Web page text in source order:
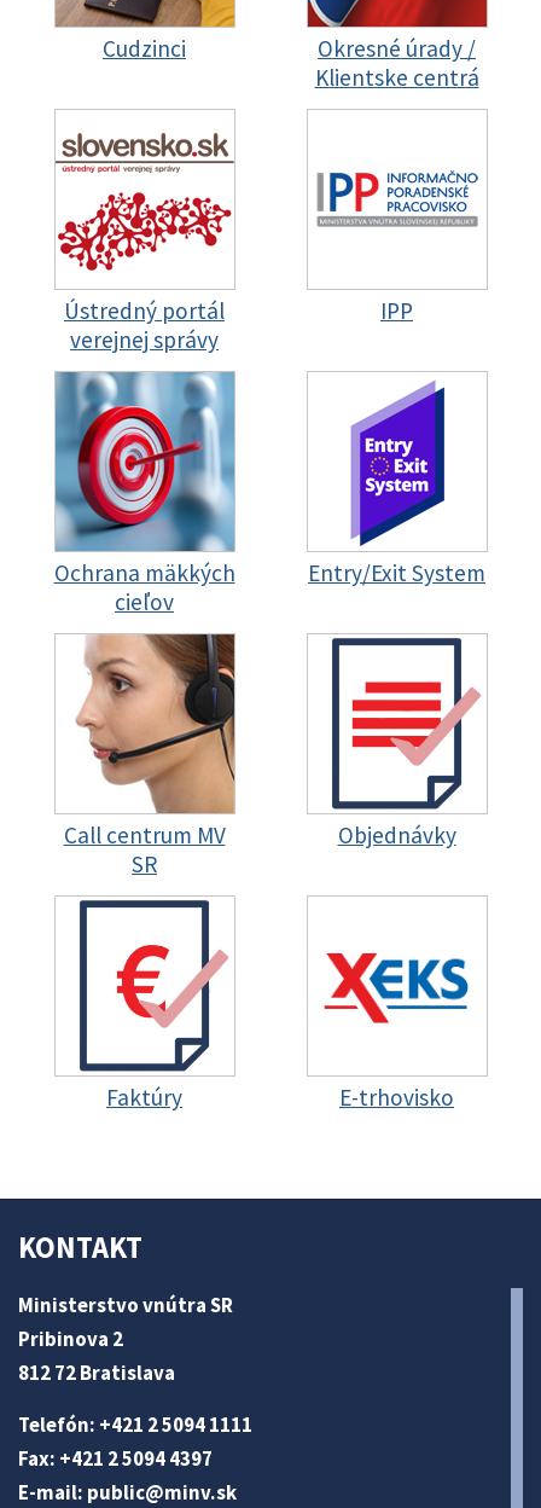
Cudzinci
Okresné úrady /
Klientske centrá
Ústredný portál
verejnej správy
IPP
Ochrana mäkkých
cieľov
Entry/Exit System
Call centrum MV
SR
Objednávky
Faktúry E-trhovisko
KONTAKT
Ministerstvo vnútra SR
Pribinova 2
812 72 Bratislava
Telefón: +421 2 5094 1111
Fax: +421 2 5094 4397
E-mail: public@minv.sk